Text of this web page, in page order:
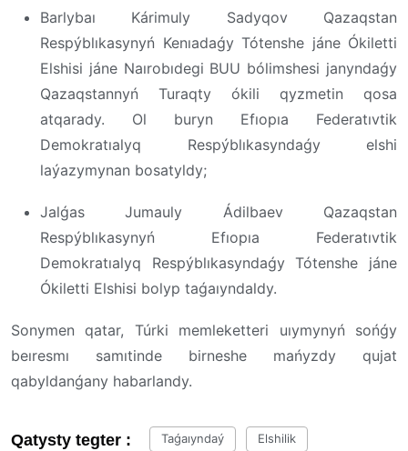
Barlybaı Kárimuly Sadyqov Qazaqstan
Respýblıkasynyń Kenıadaǵy Tótenshe jáne Ókiletti
Elshisi jáne Naırobıdegi BUU bólimshesi janyndaǵy
Qazaqstannyń Turaqty ókili qyzmetin qosa
atqarady. Ol buryn Efıopıa Federatıvtik
Demokratıalyq Respýblıkasyndaǵy elshi
laýazymynan bosatyldy;
Jalǵas Jumauly Ádilbaev Qazaqstan
Respýblıkasynyń Efıopıa Federatıvtik
Demokratıalyq Respýblıkasyndaǵy Tótenshe jáne
Ókiletti Elshisi bolyp taǵaıyndaldy.
Sonymen qatar, Túrki memleketteri uıymynyń sońǵy
beıresmı samıtinde birneshe mańyzdy qujat
qabyldanǵany habarlandy.
Qatysty tegter : Taǵaıyndaý Elshilik